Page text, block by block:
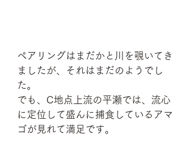
ペアリングはまだかと川を覗いてき
ましたが、それはまだのようでし
た。
でも、C地点上流の平瀬では、流心
に定位して盛んに捕食しているアマ
ゴが見れて満足です。